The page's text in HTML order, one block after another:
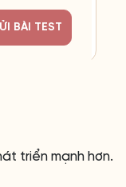
BÀI TEST
triển mạnh hơn.